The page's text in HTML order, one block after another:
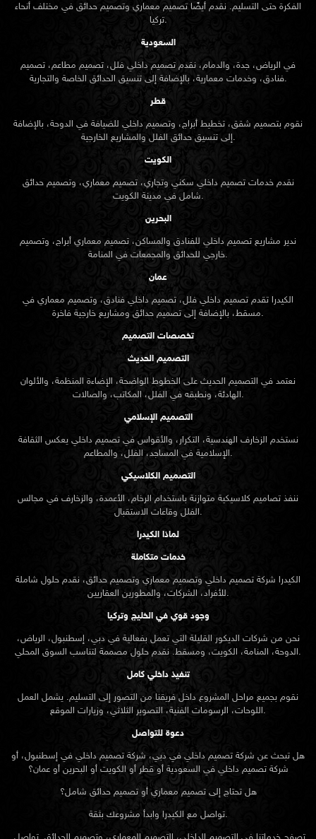
الفكرة حتى التسليم. نقدم أيضًا تصميم معماري وتصميم حدائق في مختلف أنحاء
تركيا.
السعودية
في الرياض، جدة، والدمام، نقدم تصميم داخلي فلل، تصميم مطاعم، تصميم
فنادق، وخدمات معمارية، بالإضافة إلى تنسيق الحدائق الخاصة والتجارية.
قطر
نقوم بتصميم شقق، تخطيط أبراج، وتصميم داخلي للضيافة في الدوحة، بالإضافة
إلى تنسيق حدائق الفلل والمشاريع الخارجية.
الكويت
نقدم خدمات تصميم داخلي سكني وتجاري، تصميم معماري، وتصميم حدائق
شامل في مدينة الكويت.
البحرين
ندير مشاريع تصميم داخلي للفنادق والمساكن، تصميم معماري أبراج، وتصميم
خارجي للحدائق والمجمعات في المنامة.
عمان
الكيدرا تقدم تصميم داخلي فلل، تصميم داخلي فنادق، وتصميم معماري في
مسقط، بالإضافة إلى تصميم حدائق ومشاريع خارجية فاخرة.
تخصصات التصميم
التصميم الحديث
نعتمد في التصميم الحديث على الخطوط الواضحة، الإضاءة المنظمة، والألوان
الهادئة، ونطبقه في الفلل، المكاتب، والصالات.
التصميم الإسلامي
نستخدم الزخارف الهندسية، التكرار، والأقواس في تصميم داخلي يعكس الثقافة
الإسلامية في المساجد، الفلل، والمطاعم.
التصميم الكلاسيكي
ننفذ تصاميم كلاسيكية متوازنة باستخدام الرخام، الأعمدة، والزخارف في مجالس
الفلل وقاعات الاستقبال.
لماذا الكيدرا
خدمات متكاملة
الكيدرا شركة تصميم داخلي وتصميم معماري وتصميم حدائق، نقدم حلول شاملة
للأفراد، الشركات، والمطورين العقاريين.
وجود قوي في الخليج وتركيا
نحن من شركات الديكور القليلة التي تعمل بفعالية في دبي، إسطنبول، الرياض،
الدوحة، المنامة، الكويت، ومسقط. نقدم حلول مصممة لتناسب السوق المحلي.
تنفيذ داخلي كامل
نقوم بجميع مراحل المشروع داخل فريقنا من التصور إلى التسليم. يشمل العمل
اللوحات، الرسومات الفنية، التصوير الثلاثي، وزيارات الموقع.
دعوة للتواصل
هل تبحث عن شركة تصميم داخلي في دبي، شركة تصميم داخلي في إسطنبول، أو
شركة تصميم داخلي في السعودية أو قطر أو الكويت أو البحرين أو عمان؟
هل تحتاج إلى تصميم معماري أو تصميم حدائق شامل؟
تواصل مع الكيدرا وابدأ مشروعك بثقة.